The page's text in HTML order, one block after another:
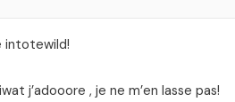
intotewild!
j’adooore , je ne m’en lasse pas!